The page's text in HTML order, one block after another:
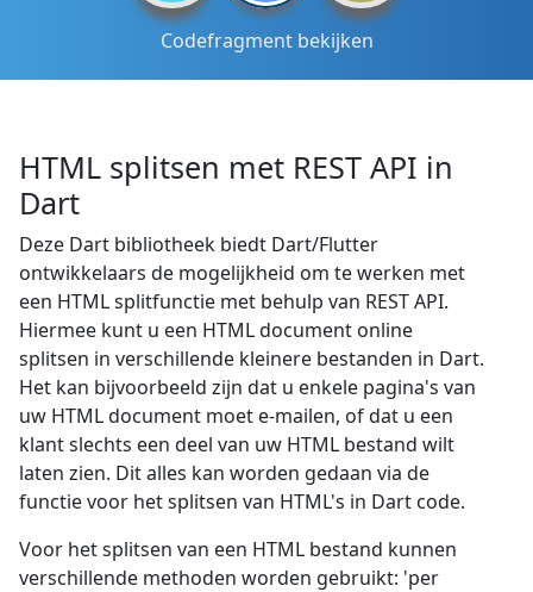
Codefragment bekijken
HTML splitsen met REST API in
Dart
Deze Dart bibliotheek biedt Dart/Flutter
ontwikkelaars de mogelijkheid om te werken met
een HTML splitfunctie met behulp van REST API.
Hiermee kunt u een HTML document online
splitsen in verschillende kleinere bestanden in Dart.
Het kan bijvoorbeeld zijn dat u enkele pagina's van
uw HTML document moet e-mailen, of dat u een
klant slechts een deel van uw HTML bestand wilt
laten zien. Dit alles kan worden gedaan via de
functie voor het splitsen van HTML's in Dart code.
Voor het splitsen van een HTML bestand kunnen
verschillende methoden worden gebruikt: 'per